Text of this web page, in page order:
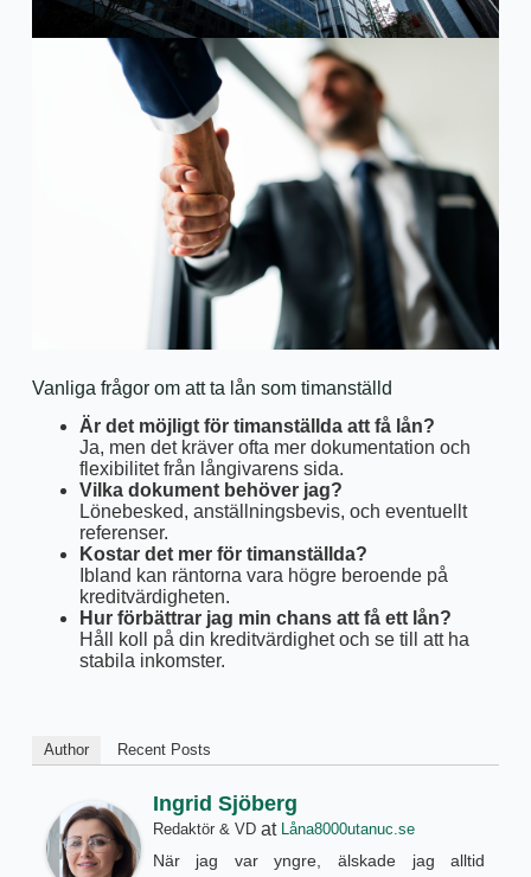
Vanliga frågor om att ta lån som timanställd
Är det möjligt för timanställda att få lån?
Ja, men det kräver ofta mer dokumentation och
flexibilitet från långivarens sida.
Vilka dokument behöver jag?
Lönebesked, anställningsbevis, och eventuellt
referenser.
Kostar det mer för timanställda?
Ibland kan räntorna vara högre beroende på
kreditvärdigheten.
Hur förbättrar jag min chans att få ett lån?
Håll koll på din kreditvärdighet och se till att ha
stabila inkomster.
Author Recent Posts
Ingrid Sjöberg
Redaktör & VDat Låna8000utanuc.se
När jag var yngre, älskade jag alltid